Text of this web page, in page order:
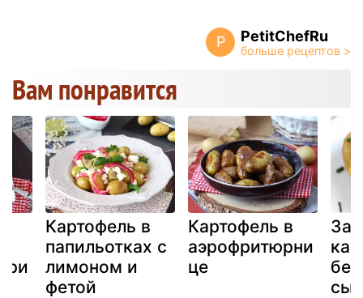
P PetitChefRu
Вам понравится
Картофель в
папильотках с
лимоном и
фетой
Картофель в
аэрофритюрни
це